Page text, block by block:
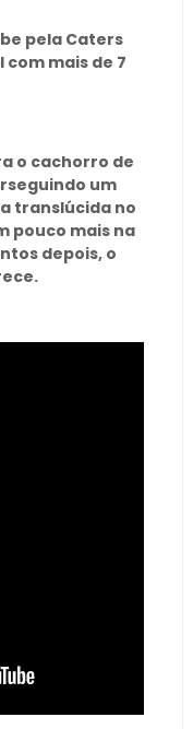
pela Caters
com mais de 7
o cachorro de
um
translúcida no
pouco mais na
depois, o